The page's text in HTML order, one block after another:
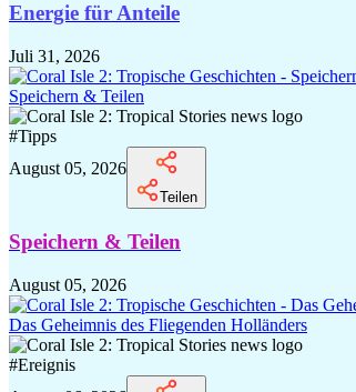
Energie für Anteile
Juli 31, 2026
Speichern & Teilen
#Tipps
August 05, 2026
Teilen
Speichern & Teilen
August 05, 2026
Das Geheimnis des Fliegenden Holländers
#Ereignis